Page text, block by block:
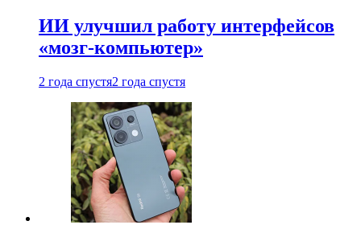
ИИ улучшил работу интерфейсов
«мозг-компьютер»
2 года спустя2 года спустя